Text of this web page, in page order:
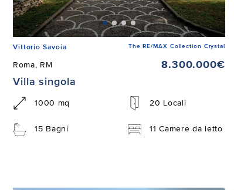
Vittorio Savoia The RE/MAX Collection Crystal
Roma, RM
8.300.000€
Villa singola
1000 mq 20 Locali
15 Bagni 11 Camere da letto